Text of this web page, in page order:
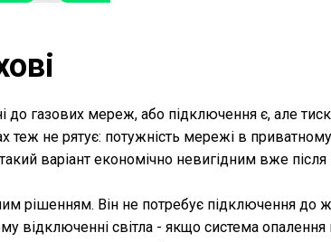
газових мереж, або підключення є, але
не рятує: потужність мережі в
варіант економічно невигідним вже
рішенням. Він не потребує підключення до
відключенні світла - якщо система